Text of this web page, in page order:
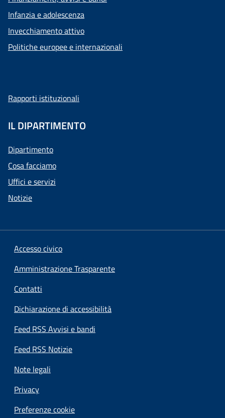
Infanzia e adolescenza
Invecchiamento attivo
Politiche europee e internazionali
Rapporti istituzionali
IL DIPARTIMENTO
Dipartimento
Cosa facciamo
Uffici e servizi
Notizie
Accesso civico
Amministrazione Trasparente
Contatti
Dichiarazione di accessibilità
Feed RSS Avvisi e bandi
Feed RSS Notizie
Note legali
Privacy
Preferenze cookie